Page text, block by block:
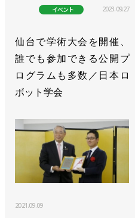
イベント 2023.09.27
仙台で学術大会を開催、
誰でも参加できる公開プ
ログラムも多数／日本ロ
ボット学会
2021.09.09